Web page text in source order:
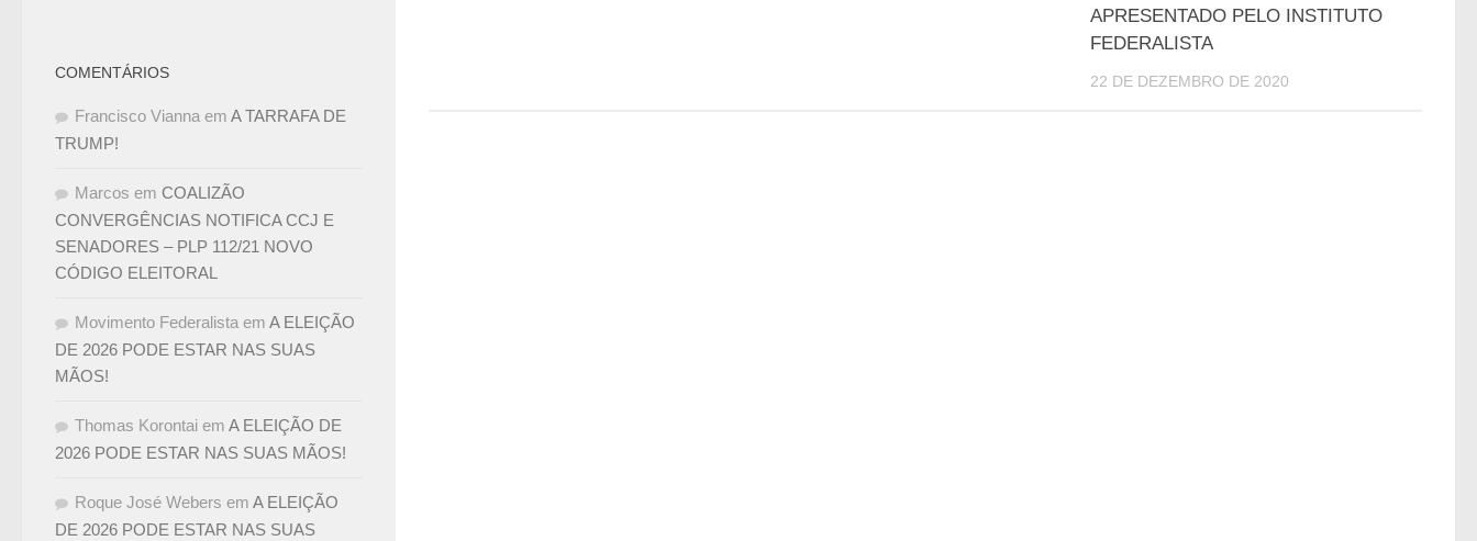
APRESENTADO PELO INSTITUTO
FEDERALISTA
22 DE DEZEMBRO DE 2020
COMENTÁRIOS
Francisco Vianna em A TARRAFA DE
TRUMP!
Marcos em COALIZÃO
CONVERGÊNCIAS NOTIFICA CCJ E
SENADORES – PLP 112/21 NOVO
CÓDIGO ELEITORAL
Movimento Federalista em A ELEIÇÃO
DE 2026 PODE ESTAR NAS SUAS
MÃOS!
Thomas Korontai em A ELEIÇÃO DE
2026 PODE ESTAR NAS SUAS MÃOS!
Roque José Webers em A ELEIÇÃO
DE 2026 PODE ESTAR NAS SUAS